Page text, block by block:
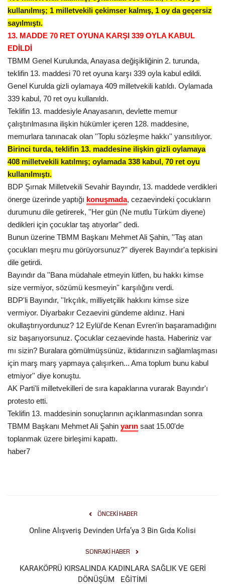
kullanılmış; 1 milletvekili çekimser kalmış, 1 oy da geçersiz
sayılmıştı.
13. MADDE 70 RET OYUNA KARŞI 339 OYLA KABUL
EDİLDİ
TBMM Genel Kurulunda, Anayasa değişikliğinin 2. turunda,
teklifin 13. maddesi 70 ret oyuna karşı 339 oyla kabul edildi.
Genel Kurulda gizli oylamaya 409 milletvekili katıldı. Oylamada
339 kabul, 70 ret oyu kullanıldı.
Teklifin 13. maddesiyle Anayasanın, devlette memur
çalıştırılmasına ilişkin hükümler içeren 128. maddesine,
memurlara tanınacak olan ''Toplu sözleşme hakkı'' yansıtılıyor.
Birinci turda, teklifin 13. maddesine ilişkin gizli oylamaya
408 milletvekili katılmış; oylamada 338 kabul, 70 ret oyu
kullanılmıştı.
BDP Şırnak Milletvekili Sevahir Bayındır, 13. maddede verdikleri
önerge üzerinde yaptığı konuşmada, cezaevindeki çocukların
durumunu dile getirerek, ''Her gün (Ne mutlu Türküm diyene)
dedikleri için çocuklar taş atıyorlar'' dedi.
Bunun üzerine TBMM Başkanı Mehmet Ali Şahin, ''Taş atan
çocukları meşru mu görüyorsunuz?'' diyerek Bayındır'a tepkisini
dile getirdi.
Bayındır da ''Bana müdahale etmeyin lütfen, bu hakkı kimse
size vermiyor, sözümü kesmeyin'' karşılığını verdi.
BDP'li Bayındır, ''Irkçılık, milliyetçilik hakkını kimse size
vermiyor. Diyarbakır Cezaevini gündeme aldınız. Hani
okullaştırıyordunuz? 12 Eylül'de Kenan Evren'in başaramadığını
siz başarıyorsunuz. Çocuklar cezaevinde hasta. Haberiniz var
mı sizin? Buralara gömülmüşsünüz, iktidarınızın sağlamlaşması
için marş marş yapmaya çalışırken... Ama toplum bunu kabul
etmiyor'' diye konuştu.
AK Parti'li milletvekilleri de sıra kapaklarına vurarak Bayındır'ı
protesto etti.
Teklifin 13. maddesinin sonuçlarının açıklanmasından sonra
TBMM Başkanı Mehmet Ali Şahin yarın saat 15.00'de
toplanmak üzere birleşimi kapattı.
haber7
ÖNCEKI HABER
Online Alışveriş Devinden Urfa’ya 3 Bin Gıda Kolisi
SONRAKI HABER
KARAKÖPRÜ KIRSALINDA KADINLARA SAĞLIK VE GERİ
DÖNÜŞÜM EĞİTİMİ